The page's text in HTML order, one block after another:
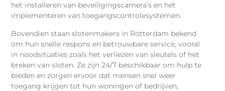
het installeren van beveiligingscamera’s en het
implementeren van toegangscontrolesystemen.
Bovendien staan slotenmakers in Rotterdam bekend
om hun snelle respons en betrouwbare service, vooral
in noodsituaties zoals het verliezen van sleutels of het
breken van sloten. Ze zijn 24/7 beschikbaar om hulp te
bieden en zorgen ervoor dat mensen snel weer
toegang krijgen tot hun woningen of bedrijven,